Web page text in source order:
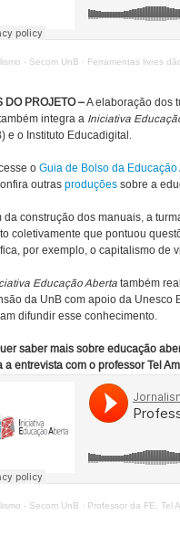
- Secom UnB · Ferramentas livres
DO PROJETO –A elaboração dos
integra a Iniciativa
e o Instituto Educadigital.
o Guia de Bolso da Educação
outras produções sobre a
da construção dos manuais, a
coletivamente que pontuou
por exemplo, o capitalismo de
Educação Aberta também
da UnB com apoio da Unesco
difundir esse conhecimento.
saber mais sobre educação
a entrevista com o professor Tel
- Secom UnB · Professor da FE, Tel